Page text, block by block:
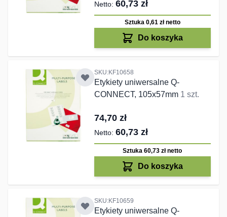
60,73 zł
Sztuka 0,61 złnetto
Do koszyka
SKU:KF10658
Etykiety uniwersalne Q-
CONNECT, 105x57mm 1 szt.
74,70 zł
60,73 zł
Sztuka 60,73 złnetto
Do koszyka
SKU:KF10659
Etykiety uniwersalne Q-